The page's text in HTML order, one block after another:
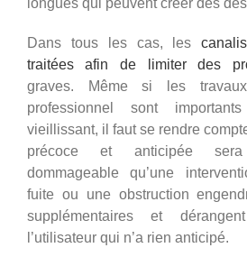
Dans tous les cas, les
traitées afin de limiter des
graves. Même si les
professionnel sont
vieillissant, il faut se rendre
précoce et anticipée
dommageable qu’une
fuite ou une obstruction
supplémentaires et
l’utilisateur qui n’a rien anticipé.